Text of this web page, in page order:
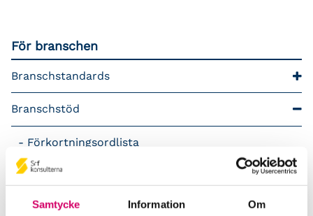
Samtycke Information Om
För branschen
Branschstandards
Branschstöd
Förkortningsordlista
Kommunikationsstöd – Snacka lön
LAP – Svensk Löneartsplan